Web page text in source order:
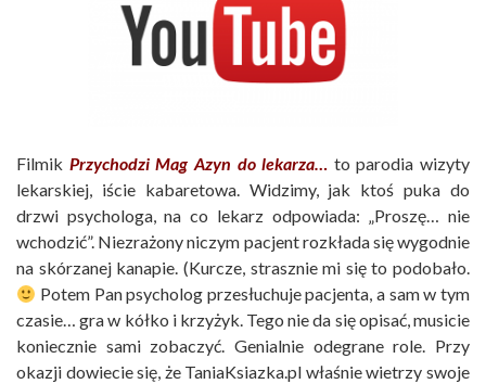
Filmik Przychodzi Mag Azyn do lekarza… to parodia wizyty
lekarskiej, iście kabaretowa. Widzimy, jak ktoś puka do
drzwi psychologa, na co lekarz odpowiada: „Proszę… nie
wchodzić”. Niezrażony niczym pacjent rozkłada się wygodnie
na skórzanej kanapie. (Kurcze, strasznie mi się to podobało.
Potem Pan psycholog przesłuchuje pacjenta, a sam w tym
czasie… gra w kółko i krzyżyk. Tego nie da się opisać, musicie
koniecznie sami zobaczyć. Genialnie odegrane role. Przy
okazji dowiecie się, że TaniaKsiazka.pl właśnie wietrzy swoje